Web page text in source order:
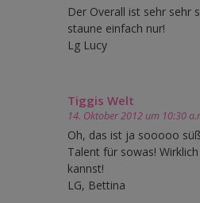
Der Overall ist sehr sehr
staune einfach nur!
Lg Lucy
Tiggis Welt
14. Oktober 2012 um 10:30
Oh, das ist ja sooooo
Talent für sowas!
kannst!
LG, Bettina